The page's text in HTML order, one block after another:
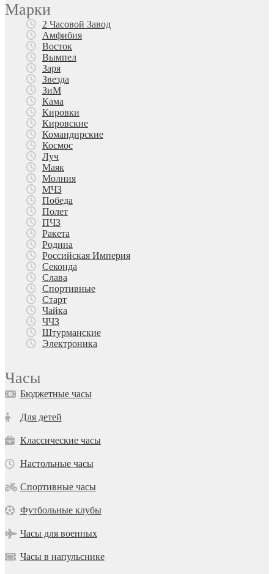
Марки
2 Часовой Завод
Амфибия
Восток
Вымпел
Заря
Звезда
ЗиМ
Кама
Кировки
Кировские
Командирские
Космос
Луч
Маяк
Молния
МЧЗ
Победа
Полет
ПЧЗ
Ракета
Родина
Российская Империя
Секонда
Слава
Спортивные
Старт
Чайка
ЧЧЗ
Штурманские
Электроника
Часы
Бюджетные часы
Для детей
Классические часы
Настольные часы
Спортивные часы
Футбольные клубы
Часы для военных
Часы в напульснике